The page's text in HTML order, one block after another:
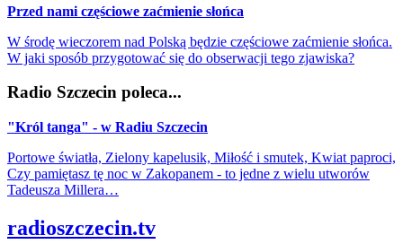
Przed nami częściowe zaćmienie słońca
W środę wieczorem nad Polską będzie częściowe zaćmienie słońca.
W jaki sposób przygotować się do obserwacji tego zjawiska?
Radio Szczecin poleca...
"Król tanga" - w Radiu Szczecin
Portowe światła, Zielony kapelusik, Miłość i smutek, Kwiat paproci,
Czy pamiętasz tę noc w Zakopanem - to jedne z wielu utworów
Tadeusza Millera…
radioszczecin.tv